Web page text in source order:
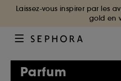
Laissez-vous inspirer par les
gold en
Parfum